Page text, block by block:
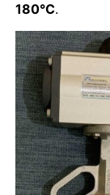
180°C.